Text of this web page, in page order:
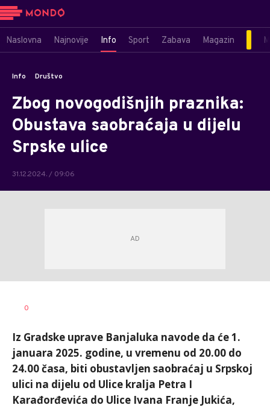
Naslovna Najnovije Info Sport Zabava Magazin
Info Društvo
Zbog novogodišnjih praznika:
Obustava saobraćaja u dijelu
Srpske ulice
31.12.2024. / 09:06
AUTOR
0
Iz Gradske uprave Banjaluka navode da će 1.
januara 2025. godine, u vremenu od 20.00 do
24.00 časa, biti obustavljen saobraćaj u Srpskoj
ulici na dijelu od Ulice kralja Petra I
Karađorđevića do Ulice Ivana Franje Jukića,